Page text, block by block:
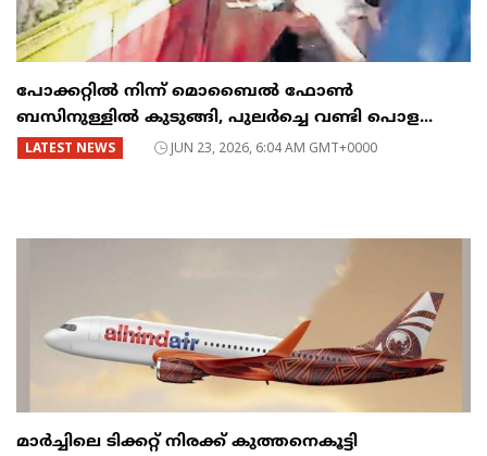
പോക്കറ്റിൽ നിന്ന് മൊബൈൽ ഫോൺ
ബസിനുള്ളിൽ കുടുങ്ങി, പുലർച്ചെ വണ്ടി പൊള...
LATEST NEWS JUN 23, 2026, 6:04 AM GMT+0000
മാർച്ചിലെ ടിക്കറ്റ് നിരക്ക് കുത്തനെകൂട്ടി